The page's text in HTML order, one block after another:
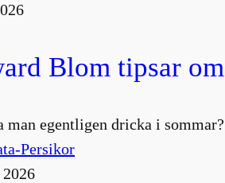
Blom tipsar
man egentligen dricka i